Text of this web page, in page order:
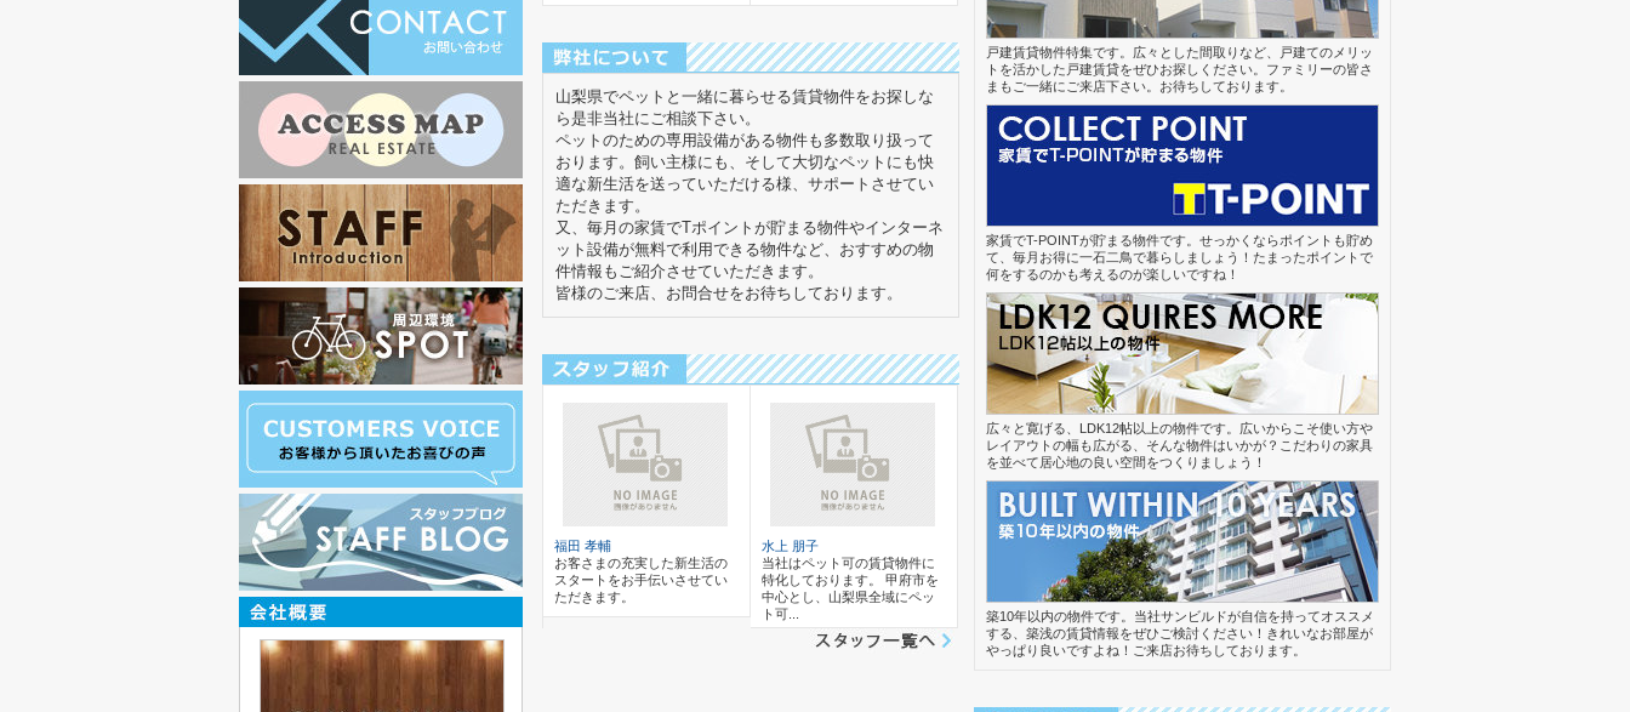
山梨県でペットと一緒に暮らせる賃貸物件をお探しな
ら是非当社にご相談下さい。
ペットのための専用設備がある物件も多数取り扱って
おります。飼い主様にも、そして大切なペットにも快
適な新生活を送っていただける様、サポートさせてい
ただきます。
又、毎月の家賃でTポイントが貯まる物件やインターネ
ット設備が無料で利用できる物件など、おすすめの物
件情報もご紹介させていただきます。
皆様のご来店、お問合せをお待ちしております。
福田 孝輔
お客さまの充実した新生活の
スタートをお手伝いさせてい
ただきます。
水上 朋子
当社はペット可の賃貸物件に
特化しております。 甲府市を
中心とし、山梨県全域にペッ
ト可...
戸建賃貸物件特集です。広々とした間取りなど、戸建てのメリッ
トを活かした戸建賃貸をぜひお探しください。ファミリーの皆さ
まもご一緒にご来店下さい。お待ちしております。
家賃でT-POINTが貯まる物件です。せっかくならポイントも貯め
て、毎月お得に一石二鳥で暮らしましょう！たまったポイントで
何をするのかも考えるのが楽しいですね！
広々と寛げる、LDK12帖以上の物件です。広いからこそ使い方や
レイアウトの幅も広がる、そんな物件はいかが？こだわりの家具
を並べて居心地の良い空間をつくりましょう！
築10年以内の物件です。当社サンビルドが自信を持ってオススメ
する、築浅の賃貸情報をぜひご検討ください！きれいなお部屋が
やっぱり良いですよね！ご来店お待ちしております。